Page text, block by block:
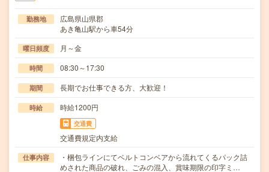
勤務地
広島県山県郡
あき亀山駅から車54分
曜日頻度 月～金
時間 08:30～17:30
期間 長期でお仕事できる方、大歓迎！
時給 時給1200円
交通費
交通費規定内支給
仕事内容
・梱包ラインにてベルトコンベアから流れてくるパック詰
めされた商品の破れ、ごみの混入、賞味期限の印字ミ…